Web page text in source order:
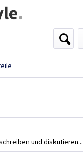
und diskutieren...